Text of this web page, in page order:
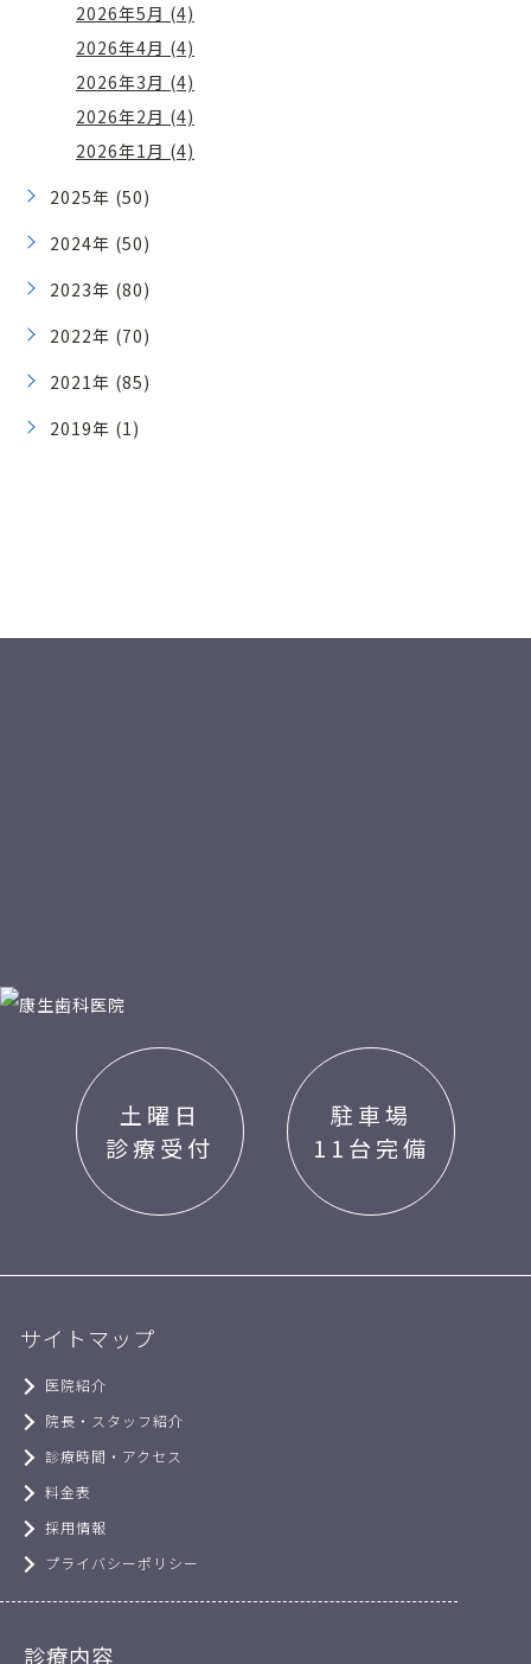
2026年5月 (4)
2026年4月 (4)
2026年3月 (4)
2026年2月 (4)
2026年1月 (4)
2025年 (50)
2024年 (50)
2023年 (80)
2022年 (70)
2021年 (85)
2019年 (1)
土曜日
診療受付
駐車場
11台完備
サイトマップ
医院紹介
院長・スタッフ紹介
診療時間・アクセス
料金表
採用情報
プライバシーポリシー
診療内容